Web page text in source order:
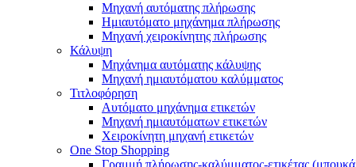
Μηχανή αυτόματης πλήρωσης
Ημιαυτόματο μηχάνημα πλήρωσης
Μηχανή χειροκίνητης πλήρωσης
Κάλυψη
Μηχάνημα αυτόματης κάλυψης
Μηχανή ημιαυτόματου καλύμματος
Τιτλοφόρηση
Αυτόματο μηχάνημα ετικετών
Μηχανή ημιαυτόματων ετικετών
Χειροκίνητη μηχανή ετικετών
One Stop Shopping
Γραμμή πλήρωσης-καλύμματος-ετικέτας